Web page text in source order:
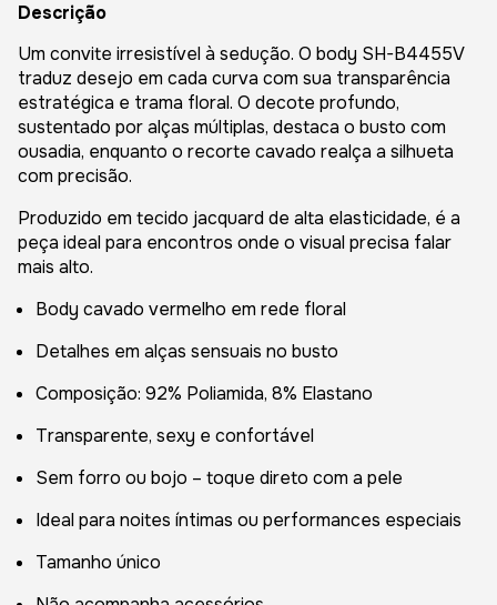
Descrição
Um convite irresistível à sedução. O body SH-B4455V
traduz desejo em cada curva com sua transparência
estratégica e trama floral. O decote profundo,
sustentado por alças múltiplas, destaca o busto com
ousadia, enquanto o recorte cavado realça a silhueta
com precisão.
Produzido em tecido jacquard de alta elasticidade, é a
peça ideal para encontros onde o visual precisa falar
mais alto.
Body cavado vermelho em rede floral
Detalhes em alças sensuais no busto
Composição: 92% Poliamida, 8% Elastano
Transparente, sexy e confortável
Sem forro ou bojo – toque direto com a pele
Ideal para noites íntimas ou performances especiais
Tamanho único